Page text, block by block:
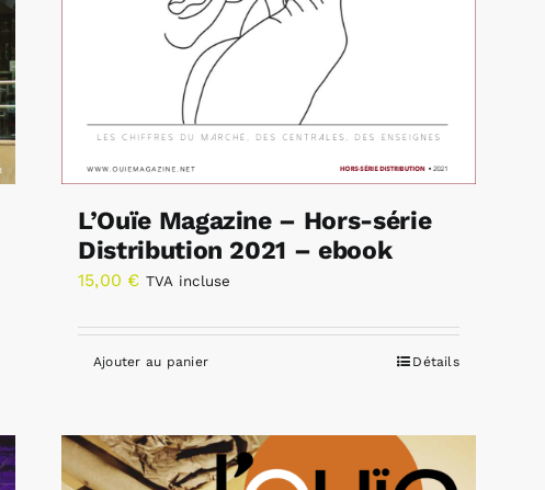
L’Ouïe Magazine – Hors-série
Distribution 2021 – ebook
15,00 € TVA incluse
Ajouter au panier Détails